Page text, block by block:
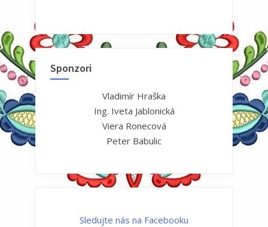
Sponzori
Vladimír Hraška
Ing. Iveta Jablonická
Viera Ronecová
Peter Babulic
Sledujte nás na Facebooku